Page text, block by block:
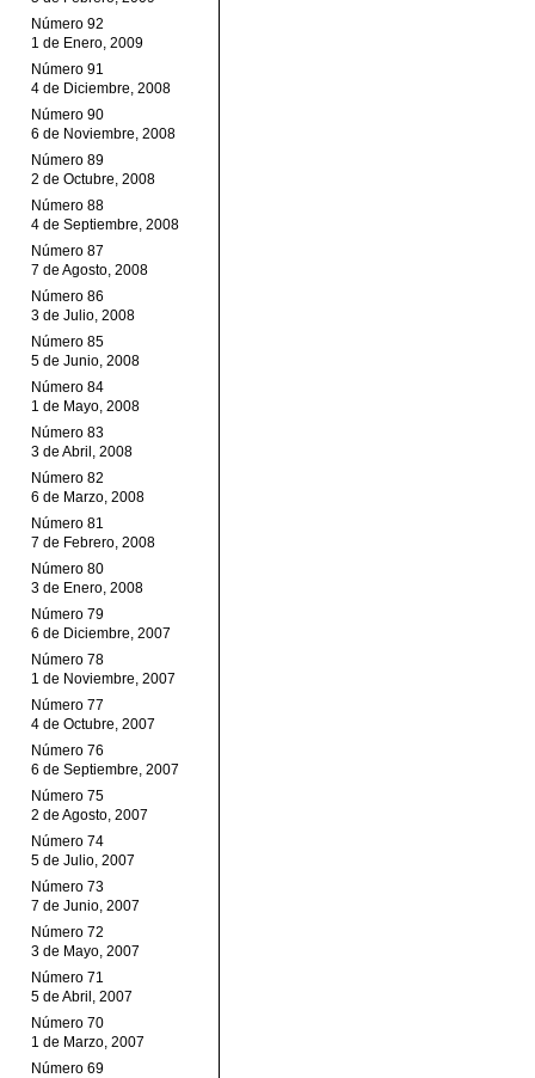
Número 92
1 de Enero, 2009
Número 91
4 de Diciembre, 2008
Número 90
6 de Noviembre, 2008
Número 89
2 de Octubre, 2008
Número 88
4 de Septiembre, 2008
Número 87
7 de Agosto, 2008
Número 86
3 de Julio, 2008
Número 85
5 de Junio, 2008
Número 84
1 de Mayo, 2008
Número 83
3 de Abril, 2008
Número 82
6 de Marzo, 2008
Número 81
7 de Febrero, 2008
Número 80
3 de Enero, 2008
Número 79
6 de Diciembre, 2007
Número 78
1 de Noviembre, 2007
Número 77
4 de Octubre, 2007
Número 76
6 de Septiembre, 2007
Número 75
2 de Agosto, 2007
Número 74
5 de Julio, 2007
Número 73
7 de Junio, 2007
Número 72
3 de Mayo, 2007
Número 71
5 de Abril, 2007
Número 70
1 de Marzo, 2007
Número 69